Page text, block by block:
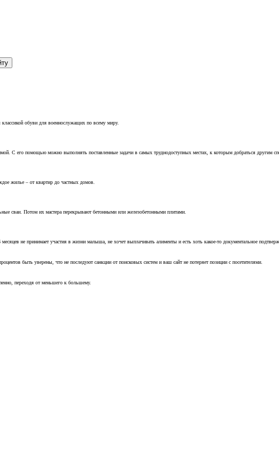
обуви для военнослужащих по всему миру.
С его помощью можно выполнять поставленные задачи в самых труднодоступных местах, к которым добраться другим
жилье – от квартир до частных домов.
сваи. Потом их мастера перекрывают бетонными или железобетонными плитами.
не принимает участия в жизни малыша, не хочет выплачивать алименты и есть хоть какое-то документальное
быть уверены, что не последуют санкции от поисковых систем и ваш сайт не потеряет позиции с посетителями.
переходя от меньшего к большему.